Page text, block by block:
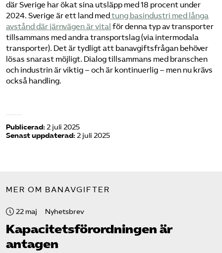
där Sverige har ökat sina utsläpp med 18 procent under
2024. Sverige är ett land med tung basindustri med långa
avstånd där järnvägen är vital för denna typ av transporter
tillsammans med andra transportslag (via intermodala
transporter). Det är tydligt att banavgiftsfrågan behöver
lösas snarast möjligt. Dialog tillsammans med branschen
och industrin är viktig – och är kontinuerlig – men nu krävs
också handling.
Publicerad: 2 juli 2025
Senast uppdaterad: 2 juli 2025
MER OM BANAVGIFTER
22 maj Nyhetsbrev
Kapacitets­förordningen är
antagen